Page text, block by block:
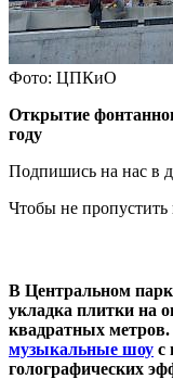
Фото: ЦПКиО
Открытие
году
Подпишись на нас в
Чтобы не
В Центральном
укладка плитки на
квадратных метров.
музыкальные шоу с
голографических